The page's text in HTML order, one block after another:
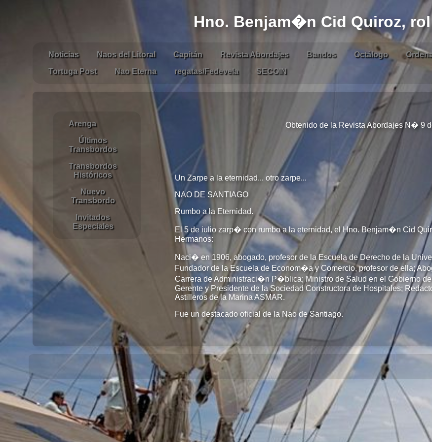
Hno. Benjam�n Cid Quiroz, rol
Noticias Naos del Litoral Capitán Revista Abordajes Bandos Octálogo
Tortuga Post
Nao Eterna regatas/Fedevela SECOIN
Arenga
Últimos
Transbordos
Transbordos
Históricos
Nuevo
Transbordo
Invitados
Especiales
Obtenido de la Revista Abordajes N� 9
Un Zarpe a la eternidad... otro zarpe...
NAO DE SANTIAGO
Rumbo a la Eternidad.
El 5 de iulio zarp� con rumbo a la eternidad, el Hno. Benjam�n Cid
Hermanos:
Naci� en 1906, abogado, profesor de la Escuela de Derecho de la
Fundador de la Escuela de Econom�a y Comercio, profesor de ella;
Carrera de Administraci�n P�blica; Ministro de Salud en el Gobierno
Gerente y Presidente de la Sociedad Constructora de Hospitales;
Astilleros de la Marina ASMAR.
Fue un destacado oficial de la Nao de Santiago.